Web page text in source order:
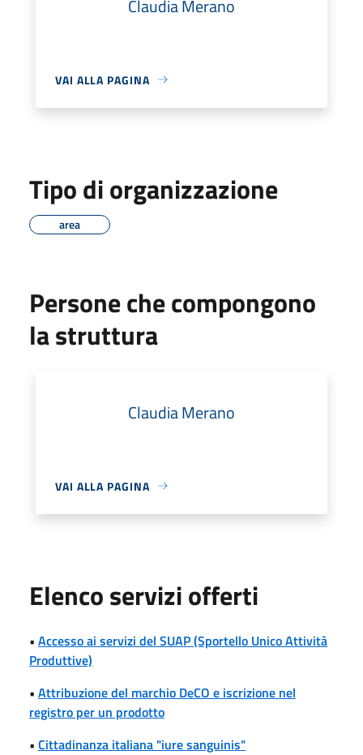
Claudia Merano
VAI ALLA PAGINA
Tipo di organizzazione
area
Persone che compongono
la struttura
Claudia Merano
VAI ALLA PAGINA
Elenco servizi offerti
• Accesso ai servizi del SUAP (Sportello Unico Attività
Produttive)
• Attribuzione del marchio DeCO e iscrizione nel
registro per un prodotto
• Cittadinanza italiana "iure sanguinis"